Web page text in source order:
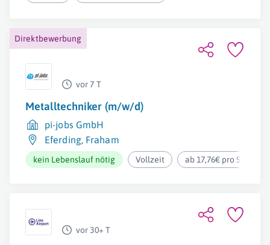
Direktbewerbung
vor 7 T
Metalltechniker (m/w/d)
pi-jobs GmbH
Eferding, Fraham
kein Lebenslauf nötig Vollzeit ab 17,76€ pro Stunde
vor 30+ T